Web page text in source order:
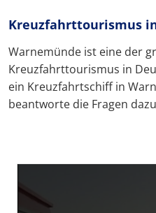
Kreuzfahrttourismus
Warnemünde ist eine der
Kreuzfahrttourismus in
ein Kreuzfahrtschiff in
beantworte die Fragen